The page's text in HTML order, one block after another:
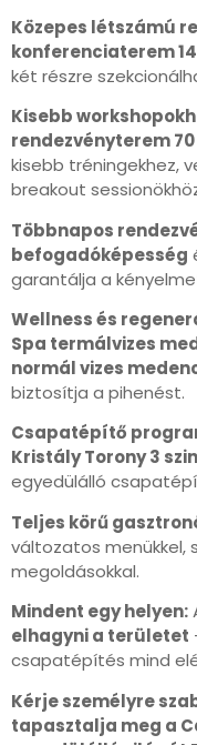
Közepes létszámú
konferenciaterem
két részre
Kisebb
rendezvényterem
kisebb tréningekhez,
breakout
Többnapos
befogadóképesség
garantálja a
Wellness és
Spa termálvizes
normál vizes
biztosítja a pihenést.
Csapatépítő
Kristály Torony 3
egyedülálló
Teljes körű
változatos menükkel,
megoldásokkal.
Mindent egy helyen:
elhagyni a területet
csapatépítés mind
Kérje személyre
tapasztalja meg a